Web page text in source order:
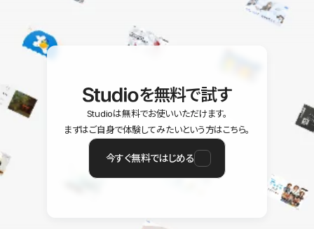
を無料で試す
Studioは無料でお使いいただけます。
まずはご自身で体験してみたいという方はこちら。
今すぐ無料ではじめる